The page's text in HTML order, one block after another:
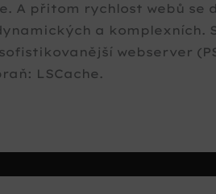
A přitom rychlost webů se
a komplexních.
webserver
LSCache.